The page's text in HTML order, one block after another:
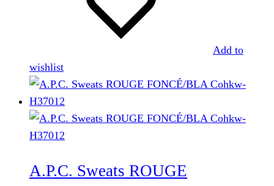
Add to
wishlist
A.P.C. Sweats ROUGE